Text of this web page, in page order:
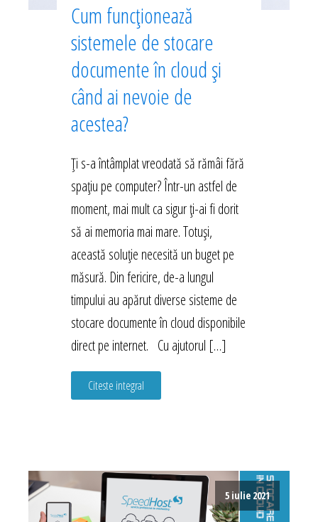
Cum funcționează
sistemele de stocare
documente în cloud și
când ai nevoie de
acestea?
Ți s-a întâmplat vreodată să rămâi fără
spațiu pe computer? Într-un astfel de
moment, mai mult ca sigur ți-ai fi dorit
să ai memoria mai mare. Totuși,
această soluție necesită un buget pe
măsură. Din fericire, de-a lungul
timpului au apărut diverse sisteme de
stocare documente în cloud disponibile
direct pe internet. Cu ajutorul […]
Citeste integral
5 iulie 2021